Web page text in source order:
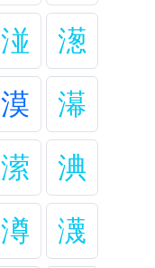
湴
濍
漠
濗
潆
淟
澊
瀎